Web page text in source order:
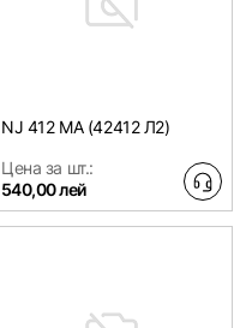
NJ 412 MA (42412 Л2)
Цена за шт.:
540,00 лей